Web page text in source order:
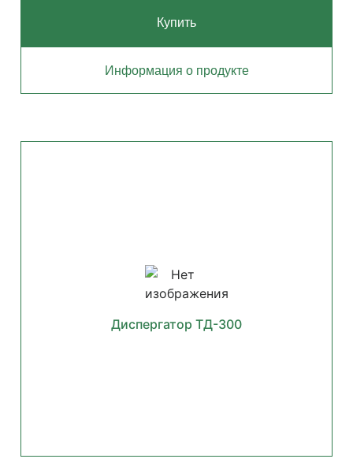
Купить
Информация о продукте
Диспергатор ТД-300